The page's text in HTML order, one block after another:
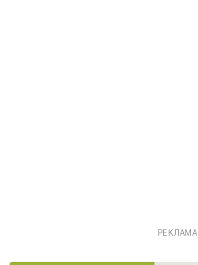
РЕКЛАМА